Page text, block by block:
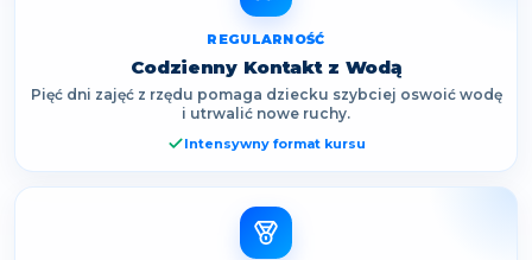
REGULARNOŚĆ
Codzienny Kontakt z Wodą
Pięć dni zajęć z rzędu pomaga dziecku szybciej oswoić wodę
i utrwalić nowe ruchy.
Intensywny format kursu